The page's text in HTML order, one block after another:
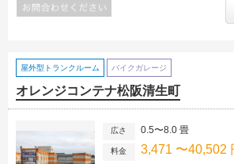
屋外型トランクルーム バイクガレージ
オレンジコンテナ松阪清生町
広さ 0.5〜8.0 畳
料金 3,471 〜40,502